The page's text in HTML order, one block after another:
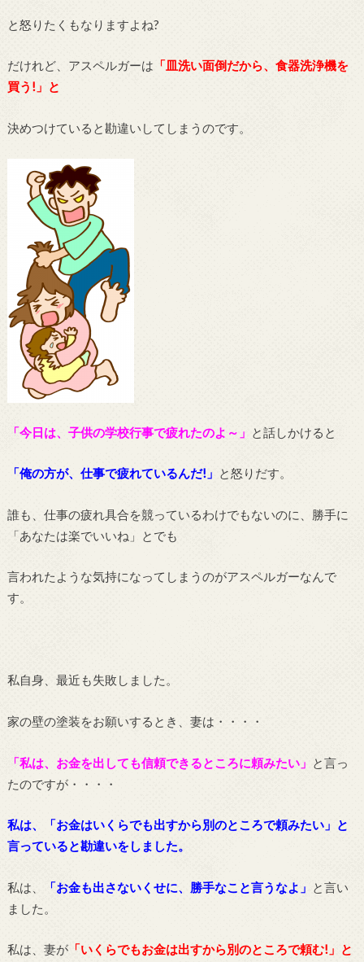
と怒りたくもなりますよね?
だけれど、アスペルガーは 「皿洗い面倒だから、食器洗浄機を
買う!」と
決めつけていると勘違いしてしまうのです。
「今日は、子供の学校行事で疲れたのよ～」 と話しかけると
「俺の方が、仕事で疲れているんだ!」 と怒りだす。
誰も、仕事の疲れ具合を競っているわけでもないのに、勝手に
「あなたは楽でいいね」とでも
言われたような気持になってしまうのがアスペルガーなんで
す。
私自身、最近も失敗しました。
家の壁の塗装をお願いするとき、妻は・・・・
「私は、お金を出しても信頼できるところに頼みたい」
と言っ
たのですが・・・・
私は、「お金はいくらでも出すから別のところで頼みたい」と
言っていると勘違いをしました。
私は、 「お金も出さないくせに、勝手なこと言うなよ」 と言い
ました。
私は、妻が「いくらでもお金は出すから別のところで頼む!」と